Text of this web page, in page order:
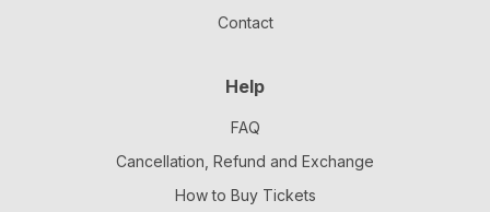
Contact
Help
FAQ
Cancellation, Refund and Exchange
How to Buy Tickets